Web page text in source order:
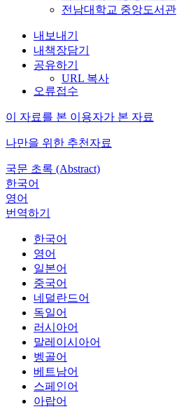
전남대학교 중앙도서관
내보내기
내책장담기
공유하기
URL 복사
오류접수
이 자료를 본 이용자가 본 자료
나만을 위한 추천자료
국문 초록 (Abstract)
한국어
영어
번역하기
한국어
영어
일본어
중국어
네덜란드어
독일어
러시아어
말레이시아어
벵골어
베트남어
스페인어
아랍어